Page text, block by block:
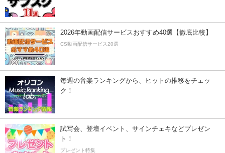
2026年動画配信サービスおすすめ40選【徹底比較】
CS動画配信サービス20選
毎週の音楽ランキングから、ヒットの推移をチェッ
ク！
試写会、登壇イベント、サインチェキなどプレゼン
ト！
プレゼント特集